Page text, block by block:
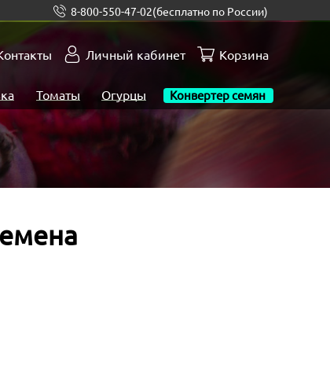
8-800-550-47-02(бесплатно по России)
Личный кабинет Корзина
Томаты Огурцы Конвертер семян